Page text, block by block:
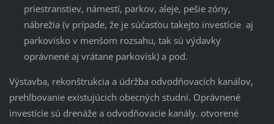
priestranstiev, námestí, parkov, aleje, pešie zóny,
nábrežia (v prípade, že je súčasťou takejto investície aj
parkovisko v menšom rozsahu, tak sú výdavky
oprávnené aj vrátane parkovísk) a pod.
Výstavba, rekonštrukcia a údržba odvodňovacích kanálov,
prehlbovanie existujúcich obecných studní. Oprávnené
investície sú drenáže a odvodňovacie kanály. otvorené